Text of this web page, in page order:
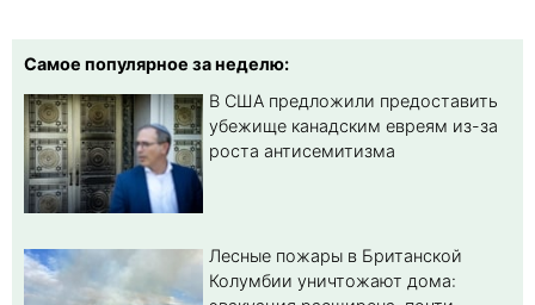
Самое популярное за неделю:
В США предложили предоставить
убежище канадским евреям из-за
роста антисемитизма
Лесные пожары в Британской
Колумбии уничтожают дома: